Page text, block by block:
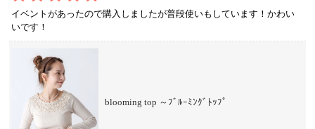
イベントがあったので購入しましたが普段使いもしています！かわい
いです！
blooming top ～ﾌﾞﾙｰﾐﾝｸﾞﾄｯﾌﾟ